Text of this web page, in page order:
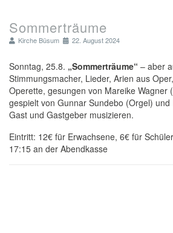
Sommerträume
Kirche Büsum 22. August 2024
Sonntag, 25.8. „Sommerträume“ – aber
Stimmungsmacher, Lieder, Arien aus
Operette, gesungen von Mareike Wagner
gespielt von Gunnar Sundebo (Orgel)
Gast und Gastgeber musizieren.
Eintritt: 12€ für Erwachsene, 6€ für
17:15 an der Abendkasse